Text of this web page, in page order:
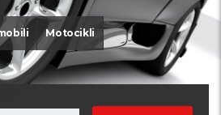
Motocikli